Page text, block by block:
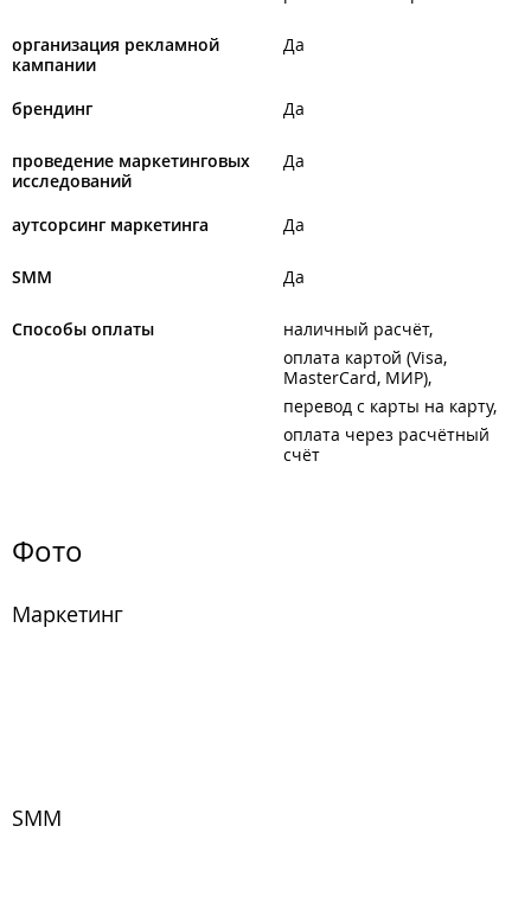
организация рекламной
кампании
Да
брендинг Да
проведение маркетинговых
исследований
Да
аутсорсинг маркетинга Да
SMM Да
Способы оплаты
наличный расчёт
оплата картой (Visa,
MasterCard, МИР)
перевод с карты на карту
оплата через расчётный
счёт
Фото
Маркетинг
SMM